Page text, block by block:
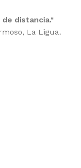
distancia."
La Ligua.